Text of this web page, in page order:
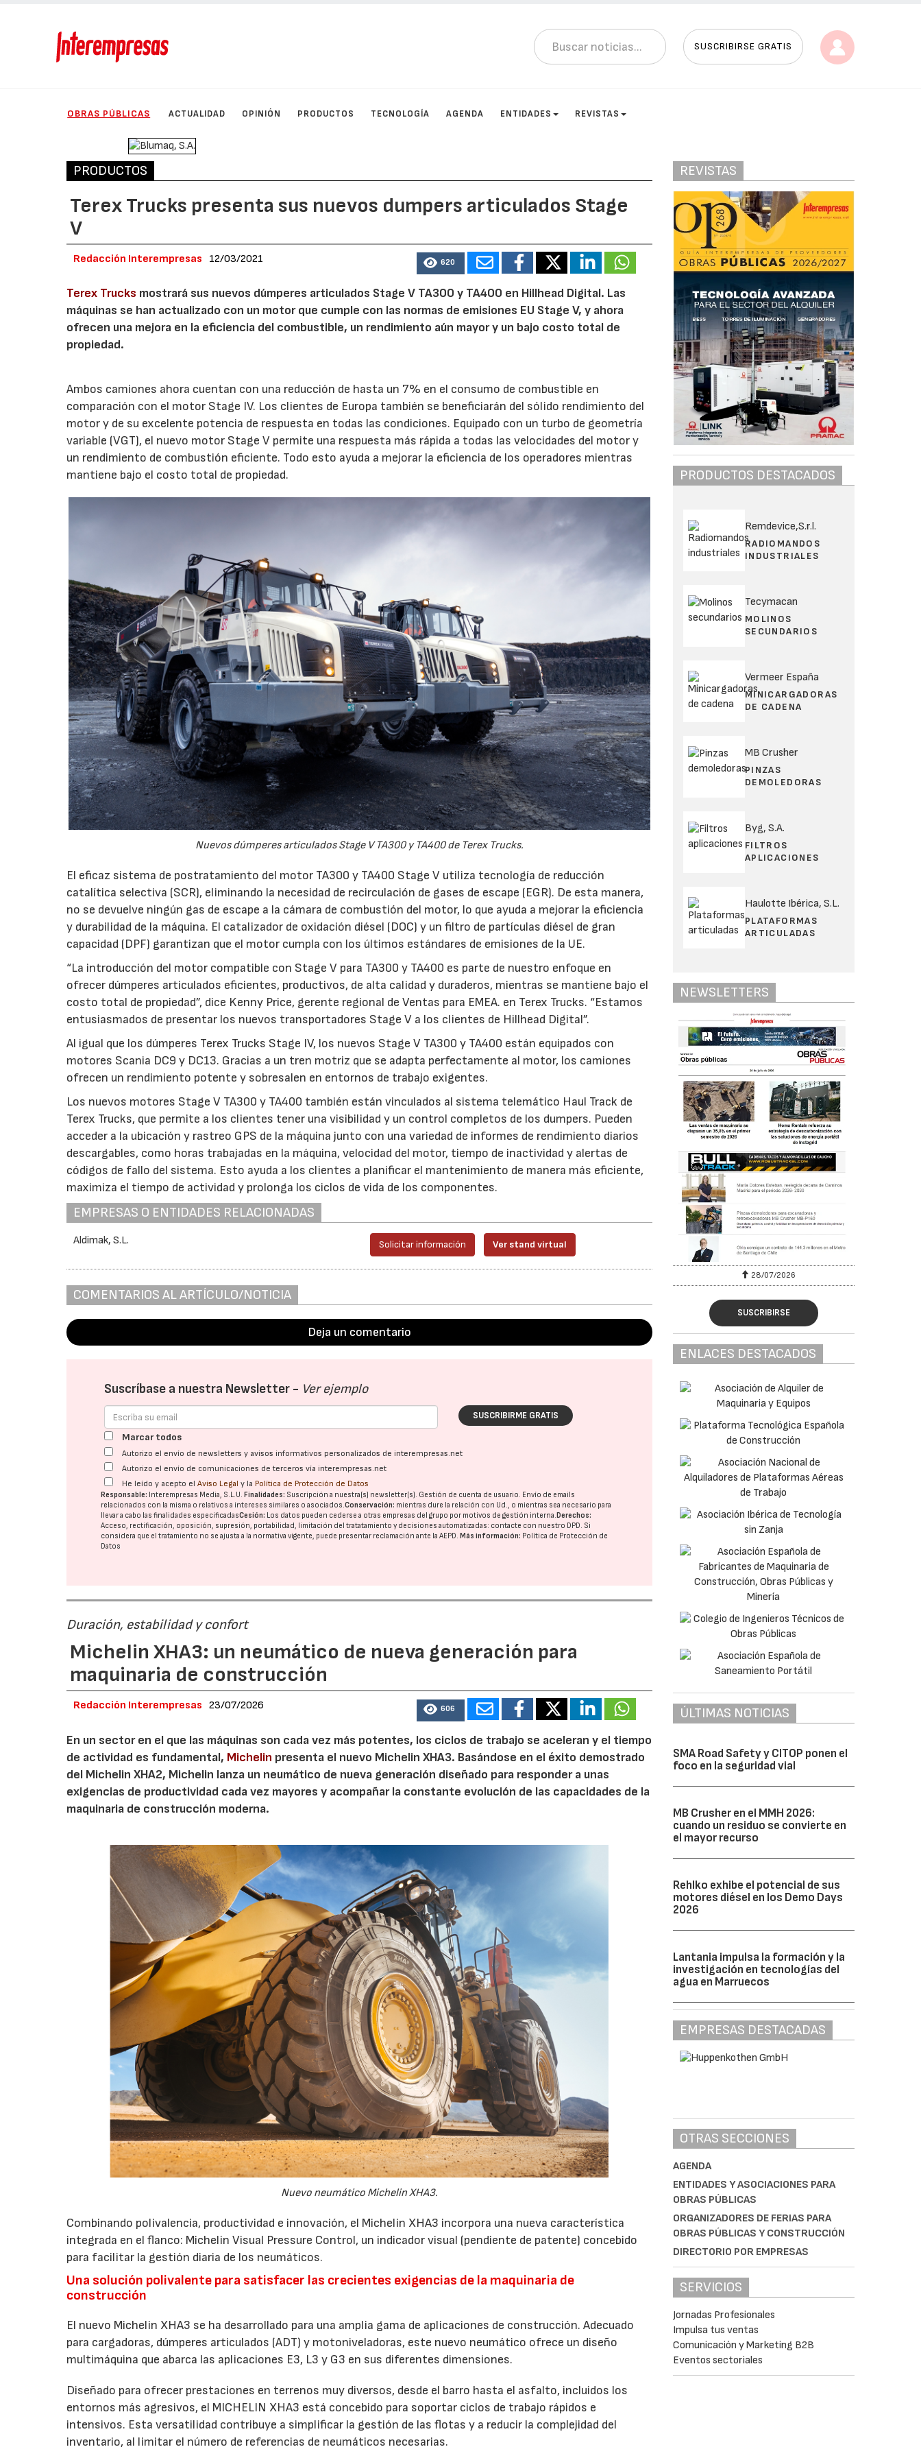
SUSCRIBIRSE GRATIS
OBRAS PÚBLICAS ACTUALIDAD OPINIÓN PRODUCTOS TECNOLOGÍA AGENDA ENTIDADES REVISTAS
PRODUCTOS
Terex Trucks presenta sus nuevos dumpers articulados Stage
V
Redacción Interempresas 12/03/2021 620
Terex Trucks mostrará sus nuevos dúmperes articulados Stage V TA300 y TA400 en Hillhead Digital. Las
máquinas se han actualizado con un motor que cumple con las normas de emisiones EU Stage V, y ahora
ofrecen una mejora en la eficiencia del combustible, un rendimiento aún mayor y un bajo costo total de
propiedad.
Ambos camiones ahora cuentan con una reducción de hasta un 7% en el consumo de combustible en
comparación con el motor Stage IV. Los clientes de Europa también se beneficiarán del sólido rendimiento del
motor y de su excelente potencia de respuesta en todas las condiciones. Equipado con un turbo de geometría
variable (VGT), el nuevo motor Stage V permite una respuesta más rápida a todas las velocidades del motor y
un rendimiento de combustión eficiente. Todo esto ayuda a mejorar la eficiencia de los operadores mientras
mantiene bajo el costo total de propiedad.
Nuevos dúmperes articulados Stage V TA300 y TA400 de Terex Trucks.
El eficaz sistema de postratamiento del motor TA300 y TA400 Stage V utiliza tecnología de reducción
catalítica selectiva (SCR), eliminando la necesidad de recirculación de gases de escape (EGR). De esta manera,
no se devuelve ningún gas de escape a la cámara de combustión del motor, lo que ayuda a mejorar la eficiencia
y durabilidad de la máquina. El catalizador de oxidación diésel (DOC) y un filtro de partículas diésel de gran
capacidad (DPF) garantizan que el motor cumpla con los últimos estándares de emisiones de la UE.
“La introducción del motor compatible con Stage V para TA300 y TA400 es parte de nuestro enfoque en
ofrecer dúmperes articulados eficientes, productivos, de alta calidad y duraderos, mientras se mantiene bajo el
costo total de propiedad”, dice Kenny Price, gerente regional de Ventas para EMEA. en Terex Trucks. “Estamos
entusiasmados de presentar los nuevos transportadores Stage V a los clientes de Hillhead Digital”.
Al igual que los dúmperes Terex Trucks Stage IV, los nuevos Stage V TA300 y TA400 están equipados con
motores Scania DC9 y DC13. Gracias a un tren motriz que se adapta perfectamente al motor, los camiones
ofrecen un rendimiento potente y sobresalen en entornos de trabajo exigentes.
Los nuevos motores Stage V TA300 y TA400 también están vinculados al sistema telemático Haul Track de
Terex Trucks, que permite a los clientes tener una visibilidad y un control completos de los dumpers. Pueden
acceder a la ubicación y rastreo GPS de la máquina junto con una variedad de informes de rendimiento diarios
descargables, como horas trabajadas en la máquina, velocidad del motor, tiempo de inactividad y alertas de
códigos de fallo del sistema. Esto ayuda a los clientes a planificar el mantenimiento de manera más eficiente,
maximiza el tiempo de actividad y prolonga los ciclos de vida de los componentes.
EMPRESAS O ENTIDADES RELACIONADAS
Aldimak, S.L. Solicitar información Ver stand virtual
COMENTARIOS AL ARTÍCULO/NOTICIA
Deja un comentario
Suscríbase a nuestra Newsletter - Ver ejemplo
SUSCRIBIRME GRATIS
Marcar todos
Autorizo el envío de newsletters y avisos informativos personalizados de interempresas.net
Autorizo el envío de comunicaciones de terceros vía interempresas.net
He leído y acepto elAviso Legal y la Política de Protección de Datos
Responsable: Interempresas Media, S.L.U. Finalidades: Suscripción a nuestra(s) newsletter(s). Gestión de cuenta de usuario. Envío de emails
relacionados con la misma o relativos a intereses similares o asociados.Conservación: mientras dure la relación con Ud., o mientras sea necesario para
llevar a cabo las finalidades especificadasCesión: Los datos pueden cederse a otras empresas del grupo por motivos de gestión interna. Derechos:
Acceso, rectificación, oposición, supresión, portabilidad, limitación del tratatamiento y decisiones automatizadas: contacte con nuestro DPD. Si
considera que el tratamiento no se ajusta a la normativa vigente, puede presentar reclamación ante laAEPD. Más información: Política de Protección de
Datos
Duración, estabilidad y confort
Michelin XHA3: un neumático de nueva generación para
maquinaria de construcción
Redacción Interempresas 23/07/2026 606
En un sector en el que las máquinas son cada vez más potentes, los ciclos de trabajo se aceleran y el tiempo
de actividad es fundamental, Michelin presenta el nuevo Michelin XHA3. Basándose en el éxito demostrado
del Michelin XHA2, Michelin lanza un neumático de nueva generación diseñado para responder a unas
exigencias de productividad cada vez mayores y acompañar la constante evolución de las capacidades de la
maquinaria de construcción moderna.
Nuevo neumático Michelin XHA3.
Combinando polivalencia, productividad e innovación, el Michelin XHA3 incorpora una nueva característica
integrada en el flanco: Michelin Visual Pressure Control, un indicador visual (pendiente de patente) concebido
para facilitar la gestión diaria de los neumáticos.
Una solución polivalente para satisfacer las crecientes exigencias de la maquinaria de
construcción
El nuevo Michelin XHA3 se ha desarrollado para una amplia gama de aplicaciones de construcción. Adecuado
para cargadoras, dúmperes articulados (ADT) y motoniveladoras, este nuevo neumático ofrece un diseño
multimáquina que abarca las aplicaciones E3, L3 y G3 en sus diferentes dimensiones.
Diseñado para ofrecer prestaciones en terrenos muy diversos, desde el barro hasta el asfalto, incluidos los
entornos más agresivos, el MICHELIN XHA3 está concebido para soportar ciclos de trabajo rápidos e
intensivos. Esta versatilidad contribuye a simplificar la gestión de las flotas y a reducir la complejidad del
inventario, al limitar el número de referencias de neumáticos necesarias.
REVISTAS
PRODUCTOS DESTACADOS
Remdevice,S.r.l.
RADIOMANDOS
INDUSTRIALES
Tecymacan
MOLINOS
SECUNDARIOS
Vermeer España
MINICARGADORAS
DE CADENA
MB Crusher
PINZAS
DEMOLEDORAS
Byg, S.A.
FILTROS
APLICACIONES
Haulotte Ibérica, S.L.
PLATAFORMAS
ARTICULADAS
NEWSLETTERS
28/07/2026
SUSCRIBIRSE
ENLACES DESTACADOS
ÚLTIMAS NOTICIAS
SMA Road Safety y CITOP ponen el
foco en la seguridad vial
MB Crusher en el MMH 2026:
cuando un residuo se convierte en
el mayor recurso
Rehlko exhibe el potencial de sus
motores diésel en los Demo Days
2026
Lantania impulsa la formación y la
investigación en tecnologías del
agua en Marruecos
EMPRESAS DESTACADAS
OTRAS SECCIONES
AGENDA
ENTIDADES Y ASOCIACIONES PARA
OBRAS PÚBLICAS
ORGANIZADORES DE FERIAS PARA
OBRAS PÚBLICAS Y CONSTRUCCIÓN
DIRECTORIO POR EMPRESAS
SERVICIOS
Jornadas Profesionales
Impulsa tus ventas
Comunicación y Marketing B2B
Eventos sectoriales